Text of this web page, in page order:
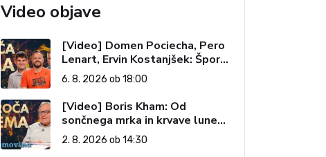
Video objave
[Video] Domen Pociecha, Pero
Lenart, Ervin Kostanjšek: Šport
specialcev (Vroča tema, 6. 8.
2026)
6. 8. 2026 ob 18:00
[Video] Boris Kham: Od
sončnega mrka in krvave lune
do slovenskih pečatov v vesolju
(Vroča tema, 2. 8. 2026)
2. 8. 2026 ob 14:30